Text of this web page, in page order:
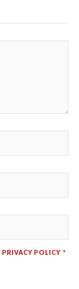
PRIVACY POLICY *